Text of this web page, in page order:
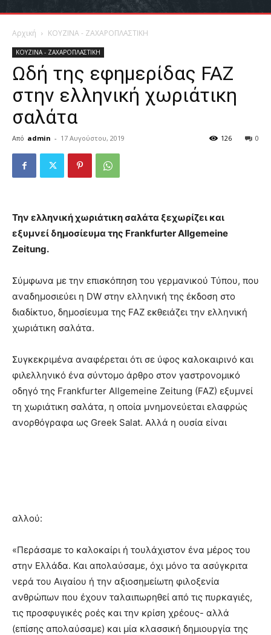
Αρχική ΚΟΥΖΙΝΑ - ΖΑΧΑΡΟΠΛΑΣΤΙΚΗ
ΚΟΥΖΙΝΑ - ΖΑΧΑΡΟΠΛΑΣΤΙΚΗ
Ωδή της εφημερίδας FAZ
στην ελληνική χωριάτικη
σαλάτα
Από admin - 17 Αυγούστου, 2019 0
126
Την ελληνική χωριάτικη σαλάτα ξεχωρίζει και
εξυμνεί δημοσίευμα της Frankfurter Allgemeine
Zeitung.
Σύμφωνα με την επισκόπηση του γερμανικού Τύπου, που
αναδημοσιεύει η DW στην ελληνική της έκδοση στο
διαδίκτυο, δημοσίευμα της FAZ εκθειάζει την ελληνική
χωριάτικη σαλάτα.
Συγκεκριμένα αναφέρεται ότι σε ύφος καλοκαιρινό και
φιλελληνικό ένα σύντομο άρθρο στον γαστρονομικό
οδηγό της Frankfurter Allgemeine Zeitung (FAZ) εξυμνεί
τη χωριάτικη σαλάτα, η οποία μνημονεύεται ελαφρώς
ανορθόγραφα ως Greek Salat. Αλλά η ουσία είναι
αλλού:
«Περάσαμε το καλοκαίρι ή τουλάχιστον ένα μέρος του
στην Ελλάδα. Και απολαύσαμε, όχι μόνο τα ασύγκριτα
νερά του Αιγαίου ή την αξιοσημείωτη φιλοξενία
ανθρώπων που έχουν ταλαιπωρηθεί από τις πυρκαγιές,
τις προσφυγικές ροές και την κρίση χρέους- αλλά
(επίσης απολαύσαμε) και μία κλασσική δημιουργία της